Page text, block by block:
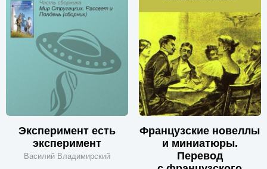
Эксперимент есть
эксперимент
Василий Владимирский
Французские новеллы
и миниатюры.
Перевод